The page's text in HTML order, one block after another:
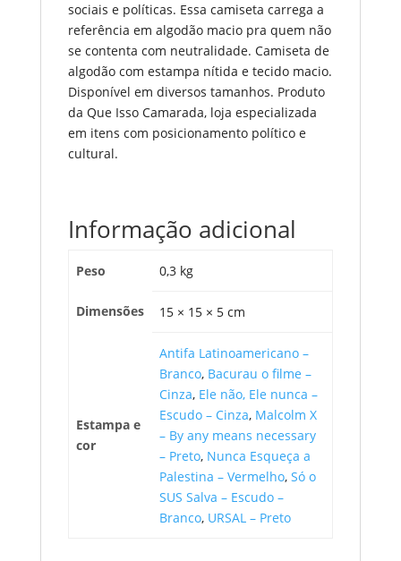
sociais e políticas. Essa camiseta carrega a
referência em algodão macio pra quem não
se contenta com neutralidade. Camiseta de
algodão com estampa nítida e tecido macio.
Disponível em diversos tamanhos. Produto
da Que Isso Camarada, loja especializada
em itens com posicionamento político e
cultural.
Informação adicional
Peso 0,3 kg
Dimensões 15 × 15 × 5 cm
Estampa e
cor
Antifa Latinoamericano –
Branco, Bacurau o filme –
Cinza, Ele não, Ele nunca –
Escudo – Cinza, Malcolm X
– By any means necessary
– Preto, Nunca Esqueça a
Palestina – Vermelho, Só o
SUS Salva – Escudo –
Branco, URSAL – Preto